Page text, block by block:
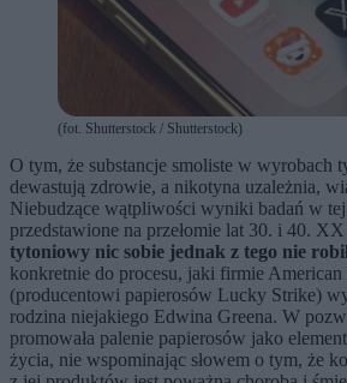
(fot. Shutterstock / Shutterstock)
O tym, że substancje smoliste w wyrobach
dewastują zdrowie, a nikotyna uzależnia,
Niebudzące wątpliwości wyniki badań w tej
przedstawione na przełomie lat 30. i 40.
tytoniowy nic sobie jednak z tego nie
konkretnie do procesu, jaki firmie
(producentowi papierosów Lucky Strike)
rodzina niejakiego Edwina Greena. W
promowała palenie papierosów jako
życia, nie wspominając słowem o tym, że